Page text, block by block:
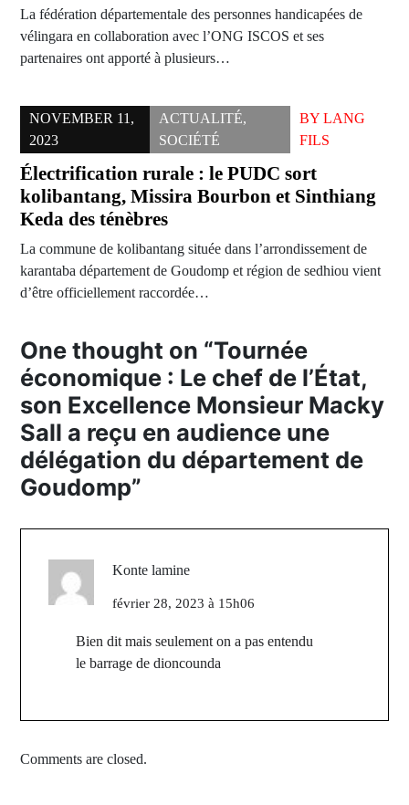
La fédération départementale des personnes handicapées de
vélingara en collaboration avec l’ONG ISCOS et ses
partenaires ont apporté à plusieurs…
NOVEMBER 11,
2023
ACTUALITÉ,
SOCIÉTÉ
BYLANG
FILS
Électrification rurale : le PUDC sort
kolibantang, Missira Bourbon et Sinthiang
Keda des ténèbres
La commune de kolibantang située dans l’arrondissement de
karantaba département de Goudomp et région de sedhiou vient
d’être officiellement raccordée…
One thought on “Tournée
économique : Le chef de l’État,
son Excellence Monsieur Macky
Sall a reçu en audience une
délégation du département de
Goudomp”
Konte lamine
février 28, 2023 à 15h06
Bien dit mais seulement on a pas entendu
le barrage de dioncounda
Comments are closed.